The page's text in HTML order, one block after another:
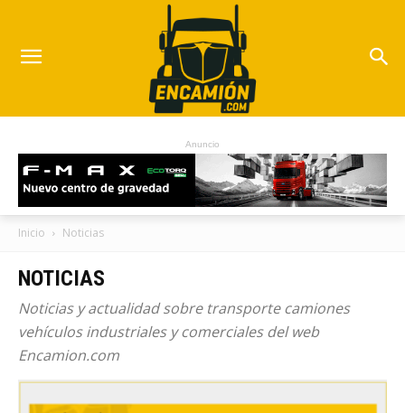
Anuncio
Inicio Noticias
NOTICIAS
Noticias y actualidad sobre transporte camiones
vehículos industriales y comerciales del web
Encamion.com